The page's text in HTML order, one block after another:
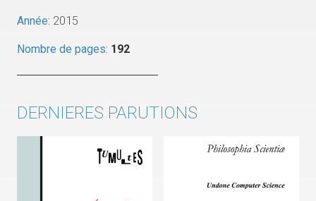
Année: 2015
Nombre de pages: 192
DERNIERES PARUTIONS